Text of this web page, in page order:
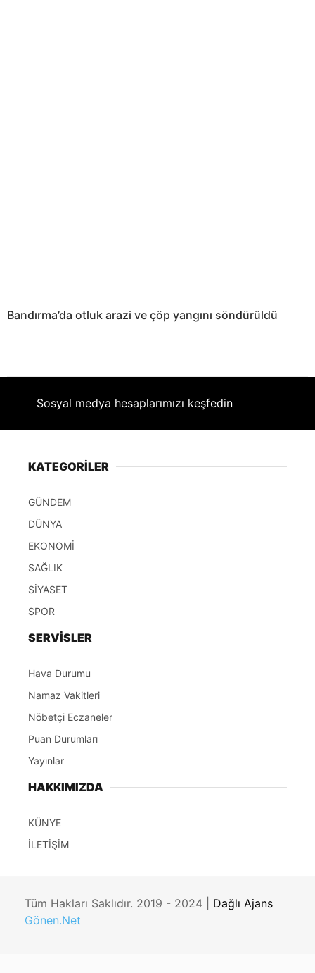
Bandırma’da otluk arazi ve çöp yangını söndürüldü
Sosyal medya hesaplarımızı keşfedin
KATEGORİLER
GÜNDEM
DÜNYA
EKONOMİ
SAĞLIK
SİYASET
SPOR
SERVİSLER
Hava Durumu
Namaz Vakitleri
Nöbetçi Eczaneler
Puan Durumları
Yayınlar
HAKKIMIZDA
KÜNYE
İLETİŞİM
Tüm Hakları Saklıdır. 2019 - 2024 | Dağlı Ajans
Gönen.Net